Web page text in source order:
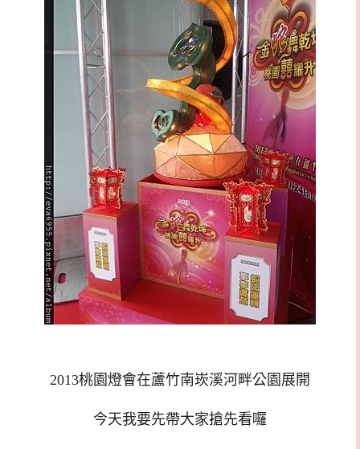
2013桃園燈會在蘆竹南崁溪河畔公園展開
今天我要先帶大家搶先看囉